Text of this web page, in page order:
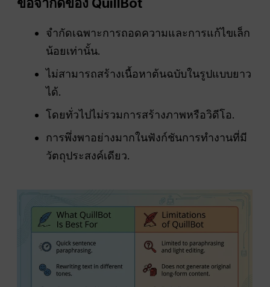
ข้อจำกัดของ QuillBot
จำกัดเฉพาะการถอดความและการแก้ไขเล็ก
น้อยเท่านั้น.
ไม่สามารถสร้างเนื้อหาต้นฉบับในรูปแบบยาว
ได้.
โดยทั่วไปไม่รวมการสร้างภาพหรือวิดีโอ.
การพึ่งพาอย่างมากในฟังก์ชันการทำงานที่มี
วัตถุประสงค์เดียว.